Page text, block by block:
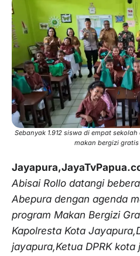
Sebanyak 1.912 siswa di empat
makan bergizi gratis
Abisai Rollo datangi
Abepura dengan agenda
program Makan Bergizi
Kapolresta Kota
jayapura,Ketua DPRK